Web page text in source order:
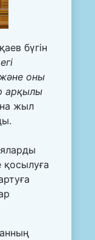
бүгін
оны
арқылы
жыл
қосылуға